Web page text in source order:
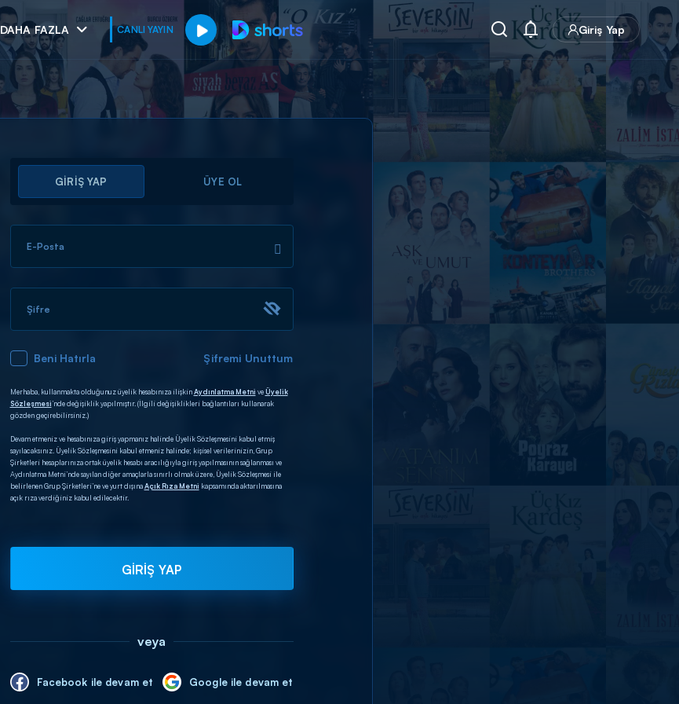
DAHA FAZLA CANLI YAYIN Giriş Yap
GİRİŞ YAP ÜYE OL
E-Posta
Şifre
Beni Hatırla Şifremi Unuttum
Merhaba, kullanmakta olduğunuz üyelik hesabınıza ilişkinAydınlatma Metni veÜyelik
Sözleşmesi’nde değişiklik yapılmıştır. (İlgili değişiklikleri bağlantıları kullanarak
gözden geçirebilirsiniz.)
Devam etmeniz ve hesabınıza giriş yapmanız halinde Üyelik Sözleşmesini kabul etmiş
sayılacaksınız. Üyelik Sözleşmesini kabul etmeniz halinde; kişisel verilerinizin, Grup
Şirketleri hesaplarınıza ortak üyelik hesabı aracılığıyla giriş yapılmasının sağlanması ve
Aydınlatma Metni’nde sayılan diğer amaçlarla sınırlı olmak üzere, Üyelik Sözleşmesi ile
belirlenen Grup Şirketleri’ne ve yurt dışınaAçık Rıza Metni kapsamında aktarılmasına
açık rıza verdiğiniz kabul edilecektir.
GİRİŞ YAP
veya
Facebook ile devam et Google ile devam et